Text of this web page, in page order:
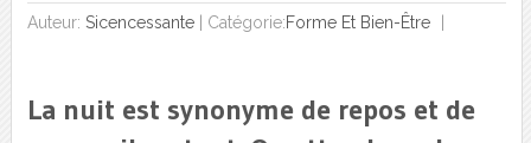
Auteur: Sicencessante| Catégorie:Forme Et Bien-Être
La nuit est synonyme de repos et de